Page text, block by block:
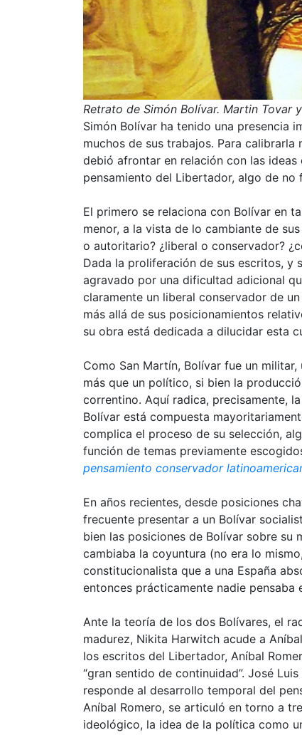
Retrato de Simón Bolívar. Martin Tovar
Simón Bolívar ha tenido una presencia
muchos de sus trabajos. Para
debió afrontar en relación con las
pensamiento del Libertador, algo de no
El primero se relaciona con Bolívar en
menor, a la vista de lo cambiante de
o autoritario? ¿liberal o conservador?
Dada la proliferación de sus escritos, y
agravado por una dificultad adicional
claramente un liberal conservador de
más allá de sus posicionamientos
su obra está dedicada a dilucidar esta
Como San Martín, Bolívar fue un
más que un político, si bien la
correntino. Aquí radica, precisamente,
Bolívar está compuesta
complica el proceso de su selección,
función de temas previamente
pensamiento conservador
En años recientes, desde posiciones
frecuente presentar a un Bolívar
bien las posiciones de Bolívar sobre su
cambiaba la coyuntura (no era lo
constitucionalista que a una España
entonces prácticamente nadie
Ante la teoría de los dos Bolívares, el
madurez, Nikita Harwitch acude a
los escritos del Libertador, Aníbal
“gran sentido de continuidad”. José
responde al desarrollo temporal del
Aníbal Romero, se articuló en torno a
ideológico, la idea de la política como